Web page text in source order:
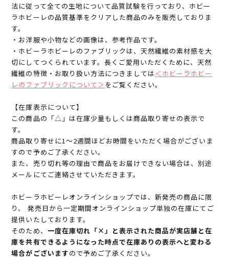
法に従って全ての生地について品質試験を行っており、ホビー
ラホビーレの品質基準をクリアした商品のみを販売しておりま
す。
・お洋服や小物などの画像は、参考作品です。
・ホビーラホビーレのファブリックは、天然繊維の素材感を大
切にしてつくられています。長くご愛用いただくために、天然
繊維の特徴・お取り扱い方法につきましては＜ホビーラホビー
レのファブリックについて＞ をご覧ください。
【在庫表示について】
この商品の「△」は在庫少量もしくは商品取り寄せの表示で
す。
商品取り寄せに1～2週間ほどお時間をいただく場合がございま
すので予めご了承ください。
また、売り切れ等の理由で商品をお届けできない場合は、別途
メールにてご連絡させていただきます。
ホビーラホビーレオンラインショップでは、新発売の商品に限
り、 発売日から一定期間オンラインショップ単独の在庫にてご
提供いたしております。
そのため、 一度在庫切れ「×」と表示された商品が実店舗と在
庫を共有できるようになった時点で在庫ありの表示へと変わる
場合がございますので予めご了承ください。